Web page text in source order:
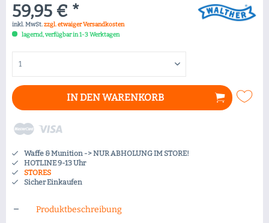
59,95 € *
inkl. MwSt.zzgl. etwaiger Versandkosten
lagernd, verfügbar in 1-3 Werktagen
IN DENWARENKORB
Waffe & Munition -> NUR ABHOLUNG IM STORE!
HOTLINE 9-13 Uhr
STORES
Sicher Einkaufen
Produktbeschreibung